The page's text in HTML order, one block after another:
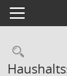
Toggle navigation